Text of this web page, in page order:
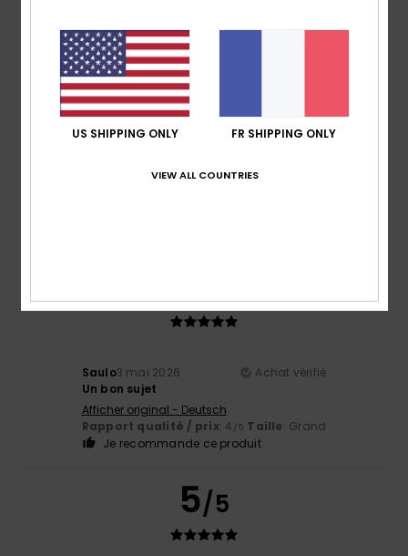
Je recommande ce produit
4
Sébastien13 mai 2026
Achat vérifié
Saulo3 mai 2026
Achat vérifié
Un bon sujet
Afficher original - Deutsch
Rapport qualité / prix: 4 /5 Taille: Grand
Je recommande ce produit
5/5
US SHIPPING ONLY FR SHIPPING ONLY
VIEW ALL COUNTRIES